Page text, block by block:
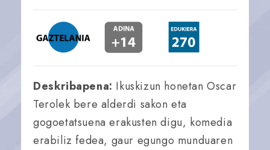
Deskribapena: Ikuskizun honetan Oscar
Terolek bere alderdi sakon eta
gogoetatsuena erakusten digu, komedia
erabiliz fedea, gaur egungo munduaren